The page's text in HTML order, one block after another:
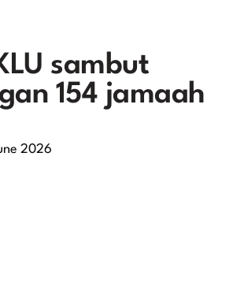
sambut
154 jamaah
2026